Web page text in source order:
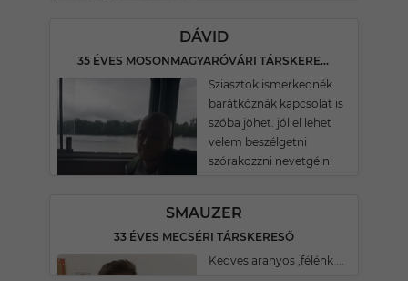
DÁVID
35 ÉVES MOSONMAGYARÓVÁRI TÁRSKERESŐ
Sziasztok ismerkednék
barátkóznák kapcsolat is
szóba jöhet. jól el lehet
velem beszélgetni
szórakozzni nevetgélni
SMAUZER
33 ÉVES MECSÉRI TÁRSKERESŐ
Kedves aranyos ,félénk ...